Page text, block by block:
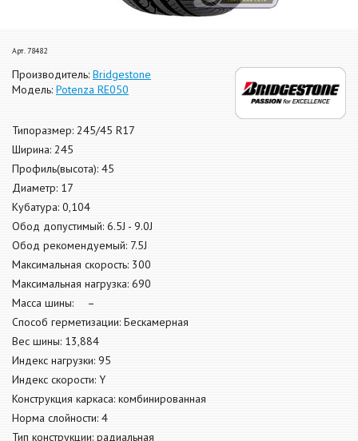
Арт. 78482
Производитель: Bridgestone
Модель: Potenza RE050
Типоразмер: 245/45 R17
Ширина: 245
Профиль(высота): 45
Диаметр: 17
Кубатура: 0,104
Обод допустимый: 6.5J - 9.0J
Обод рекомендуемый: 7.5J
Максимальная скорость: 300
Максимальная нагрузка: 690
Масса шины: –
Способ герметизации: Бескамерная
Вес шины: 13,884
Индекс нагрузки: 95
Индекс скорости: Y
Конструкция каркаса: комбинированная
Норма слойности: 4
Тип конструкции: радиальная